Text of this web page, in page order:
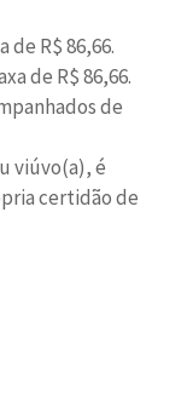
de R$ 86,66.
de R$ 86,66.
de
viúvo(a), é
certidão de